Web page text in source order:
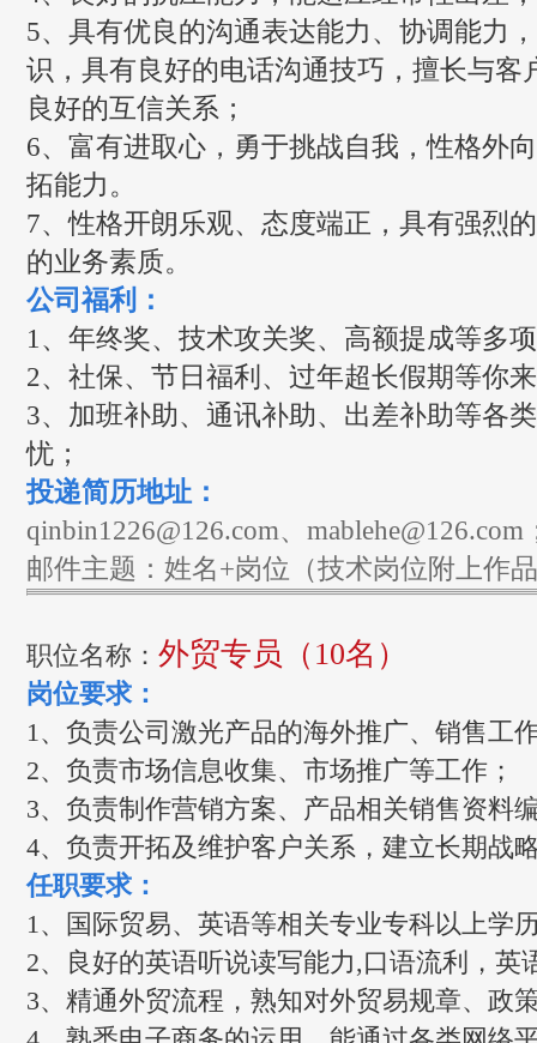
5、具有优良的沟通表达能力、协调能力
识，具有良好的电话沟通技巧，擅长与客
良好的互信关系；
6、富有进取心，勇于挑战自我，性格外
拓能力。
7、性格开朗乐观、态度端正，具有强烈
的业务素质。
公司福利：
1、年终奖、技术攻关奖、高额提成等多
2、社保、节日福利、过年超长假期等你
3、加班补助、通讯补助、出差补助等各
忧；
投递简历地址：
qinbin1226@126.com、mablehe@126.com
邮件主题：姓名+岗位（技术岗位附上作
职位名称：外贸专员（10名）
岗位要求：
1、负责公司激光产品的海外推广、销售工
2、负责市场信息收集、市场推广等工作；
3、负责制作营销方案、产品相关销售资料
4、负责开拓及维护客户关系，建立长期战
任职要求：
1、国际贸易、英语等相关专业专科以上学
2、良好的英语听说读写能力,口语流利，英
3、精通外贸流程，熟知对外贸易规章、政